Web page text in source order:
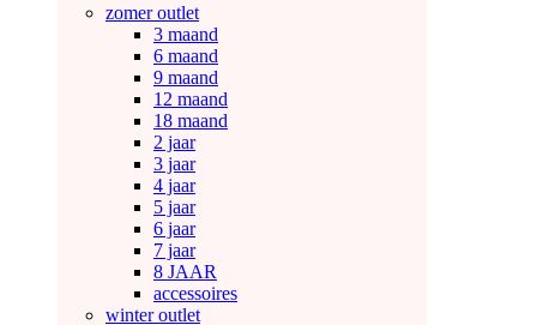
zomer outlet
3 maand
6 maand
9 maand
12 maand
18 maand
2 jaar
3 jaar
4 jaar
5 jaar
6 jaar
7 jaar
8 JAAR
accessoires
winter outlet